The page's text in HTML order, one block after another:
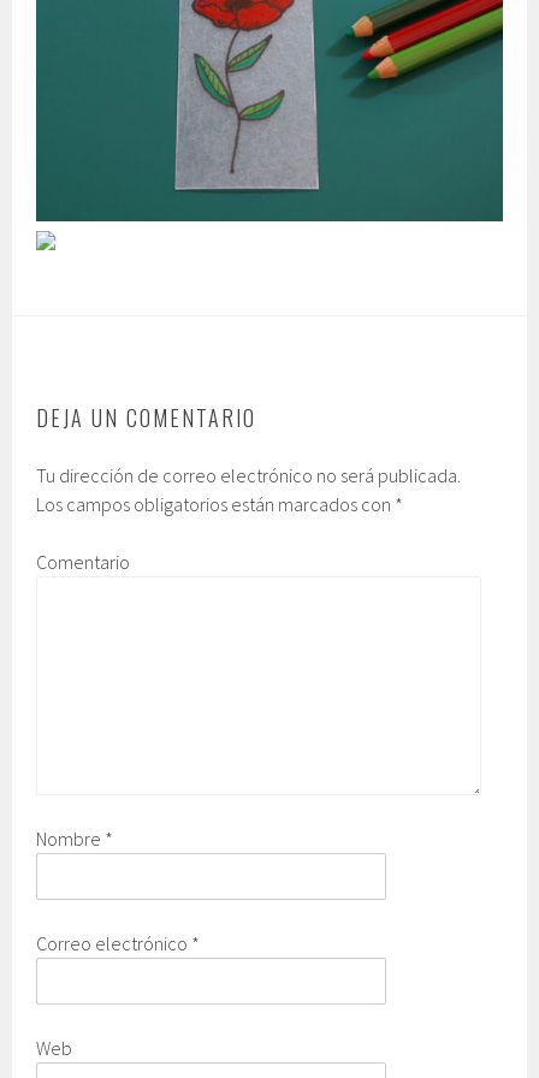
DEJA UN COMENTARIO
Tu dirección de correo electrónico no será publicada.
Los campos obligatorios están marcados con *
Comentario
Nombre *
Correo electrónico *
Web